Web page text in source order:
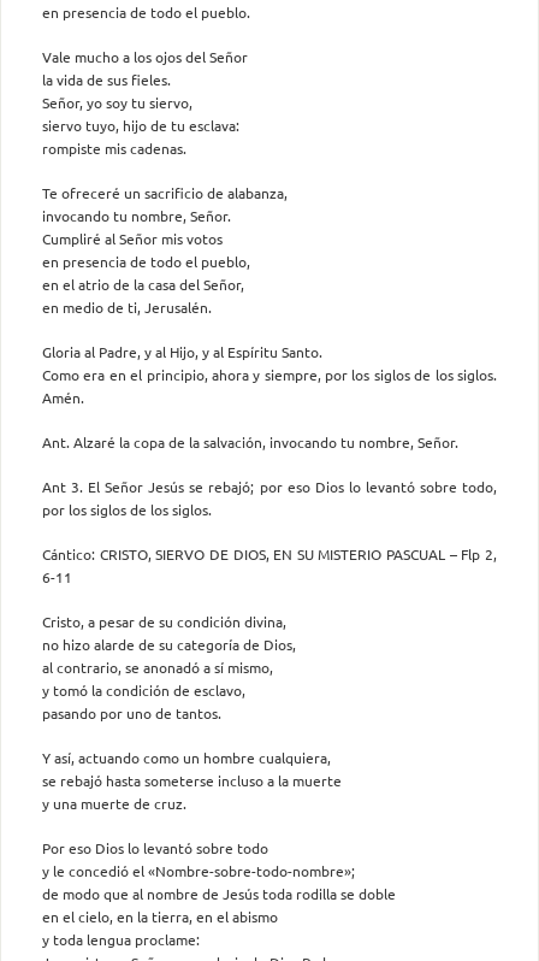
en presencia de todo el pueblo.
Vale mucho a los ojos del Señor
la vida de sus fieles.
Señor, yo soy tu siervo,
siervo tuyo, hijo de tu esclava:
rompiste mis cadenas.
Te ofreceré un sacrificio de alabanza,
invocando tu nombre, Señor.
Cumpliré al Señor mis votos
en presencia de todo el pueblo,
en el atrio de la casa del Señor,
en medio de ti, Jerusalén.
Gloria al Padre, y al Hijo, y al Espíritu Santo.
Como era en el principio, ahora y siempre, por los siglos de los siglos.
Amén.
Ant. Alzaré la copa de la salvación, invocando tu nombre, Señor.
Ant 3. El Señor Jesús se rebajó; por eso Dios lo levantó sobre todo,
por los siglos de los siglos.
Cántico: CRISTO, SIERVO DE DIOS, EN SU MISTERIO PASCUAL – Flp 2,
6-11
Cristo, a pesar de su condición divina,
no hizo alarde de su categoría de Dios,
al contrario, se anonadó a sí mismo,
y tomó la condición de esclavo,
pasando por uno de tantos.
Y así, actuando como un hombre cualquiera,
se rebajó hasta someterse incluso a la muerte
y una muerte de cruz.
Por eso Dios lo levantó sobre todo
y le concedió el «Nombre-sobre-todo-nombre»;
de modo que al nombre de Jesús toda rodilla se doble
en el cielo, en la tierra, en el abismo
y toda lengua proclame: